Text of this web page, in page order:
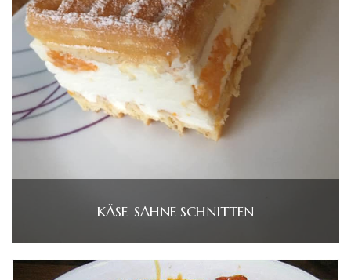
KÄSE-SAHNE SCHNITTEN